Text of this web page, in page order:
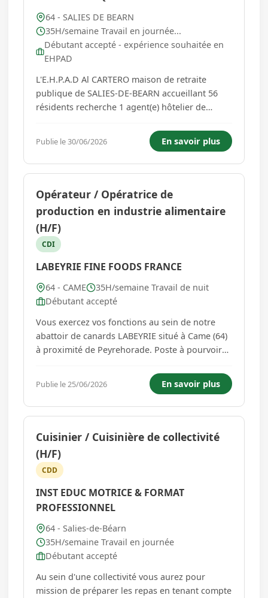
64 - SALIES DE BEARN
35H/semaine Travail en journée...
Débutant accepté - expérience souhaitée en
EHPAD
L'E.H.P.A.D Al CARTERO maison de retraite
publique de SALIES-DE-BEARN accueillant 56
résidents recherche 1 agent(e) hôtelier de
déterminé du 16 JUILLET au 31AOUT 2026; Vous
travaillerez en binôme au sein des équipes
d'aides soignants sous la resp...
Publie le 30/06/2026 En savoir plus
Opérateur / Opératrice de
production en industrie alimentaire
(H/F)
CDI
LABEYRIE FINE FOODS FRANCE
64 - CAME
35H/semaine Travail de nuit
Débutant accepté
Vous exercez vos fonctions au sein de notre
abattoir de canards LABEYRIE situé à Came (64)
à proximité de Peyrehorade. Poste à pourvoir
chefs d'équipe de l'atelier abattoir. Participer
aux différentes activités de l'atelier : -
accrochage des ...
Publie le 25/06/2026 En savoir plus
Cuisinier / Cuisinière de collectivité
(H/F)
CDD
INST EDUC MOTRICE & FORMAT
PROFESSIONNEL
64 - Salies-de-Béarn
35H/semaine Travail en journée
Débutant accepté
Au sein d'une collectivité vous aurez pour
mission de préparer les repas en tenant compte